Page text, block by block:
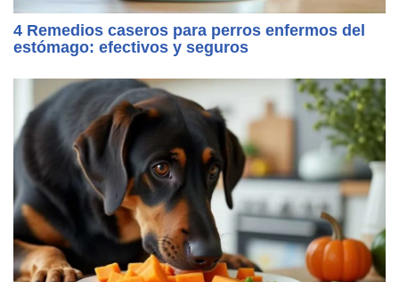
4 Remedios caseros para perros enfermos del
estómago: efectivos y seguros